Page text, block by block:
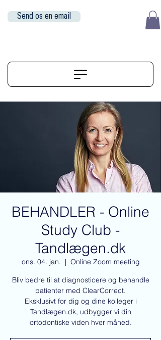
Send os en email
BEHANDLER - Online
Study Club -
Tandlægen.dk
ons. 04. jan.
  |
Online Zoom meeting
Bliv bedre til at diagnosticere og behandle
patienter med ClearCorrect.
Eksklusivt for dig og dine kolleger i
Tandlægen.dk, udbygger vi din
ortodontiske viden hver måned.